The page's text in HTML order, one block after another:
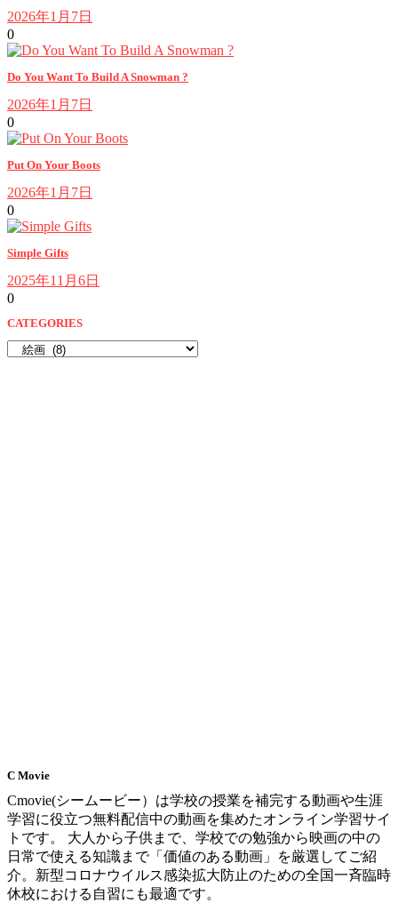
2026年1月7日
0
Do You Want To Build A Snowman ?
2026年1月7日
0
Put On Your Boots
2026年1月7日
0
Simple Gifts
2025年11月6日
0
CATEGORIES
CATEGORIES
C Movie
Cmovie(シームービー）は学校の授業を補完する動画や生涯
学習に役立つ無料配信中の動画を集めたオンライン学習サイ
トです。 大人から子供まで、学校での勉強から映画の中の
日常で使える知識まで「価値のある動画」を厳選してご紹
介。新型コロナウイルス感染拡大防止のための全国一斉臨時
休校における自習にも最適です。